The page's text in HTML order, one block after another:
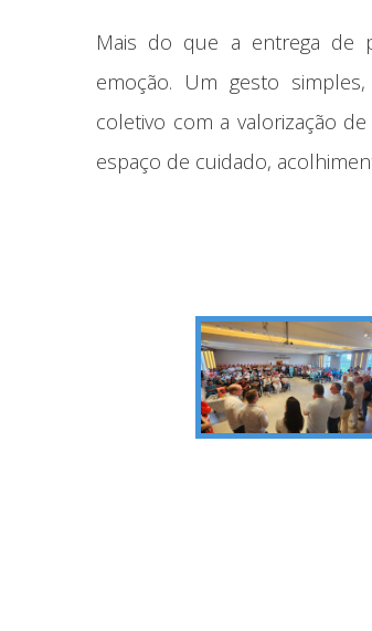
Mais do que a entrega de
emoção. Um gesto
coletivo com a valorização
espaço de cuidado,